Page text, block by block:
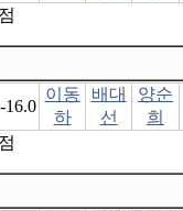
-16.0
이동
하
배대
선
양순
희